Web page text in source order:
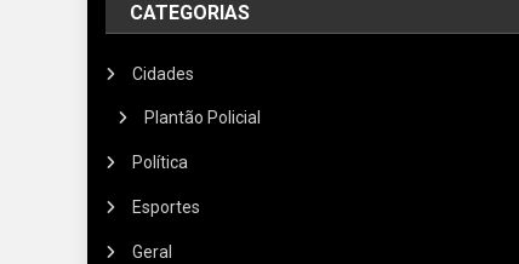
CATEGORIAS
Cidades
Plantão Policial
Política
Esportes
Geral